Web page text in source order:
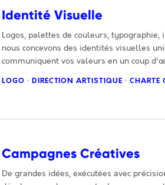
Identité Visuelle
Logos, palettes de couleurs,
nous concevons des identités visuelles
communiquent vos valeurs en un coup
LOGO · DIRECTION ARTISTIQUE · CHARTE
Campagnes Créatives
De grandes idées, exécutées avec